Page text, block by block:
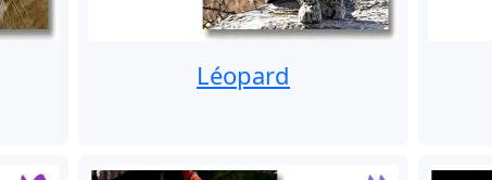
Léopard